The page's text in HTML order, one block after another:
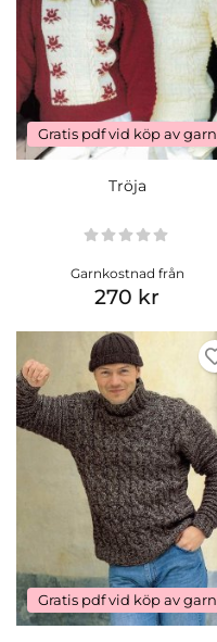
Gratis pdf vid köp av garn
Tröja
Garnkostnad från
270 kr
Gratis pdf vid köp av garn